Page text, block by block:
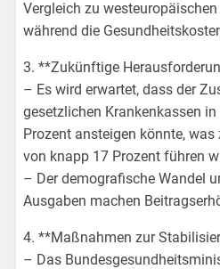
Vergleich zu
während die
3. **Zukünftige
– Es wird erwartet, dass der
gesetzlichen Krankenkassen
Prozent ansteigen könnte,
von knapp 17 Prozent führen
– Der demografische Wandel
Ausgaben machen
4. **Maßnahmen zur
– Das